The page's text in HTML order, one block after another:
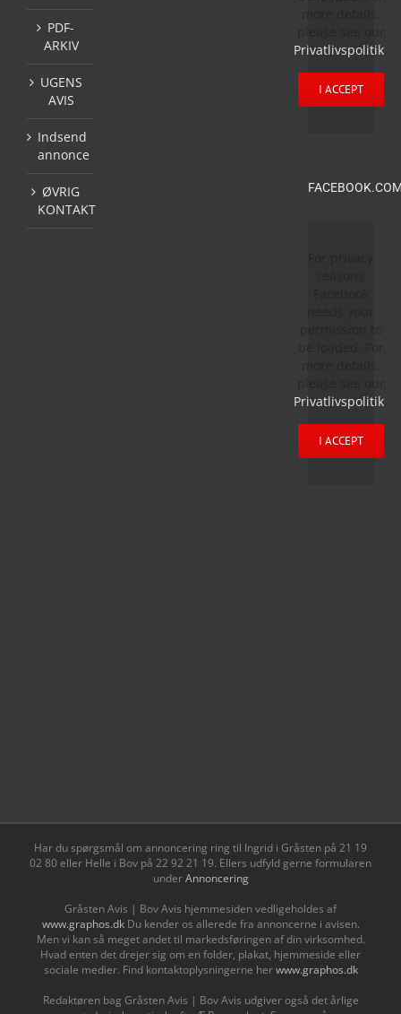
PDF-
ARKIV
UGENS
AVIS
Indsend
annonce
ØVRIG
KONTAKT
Privatlivspolitik
I ACCEPT
Privatlivspolitik
I ACCEPT
Har du spørgsmål om annoncering ring til Ingrid i Gråsten på 21 19
02 80 ‬eller Helle i Bov på 22 92 21 19‬. Ellers udfyld gerne formularen
underAnnoncering
Gråsten Avis | Bov Avis hjemmesiden vedligeholdes af
www.graphos.dk Du kender os allerede fra annoncerne i avisen.
Men vi kan så meget andet til markedsføringen af din virksomhed.
Hvad enten det drejer sig om en folder, plakat, hjemmeside eller
sociale medier. Find kontaktoplysningerne herwww.graphos.dk
Redaktøren bag Gråsten Avis | Bov Avis udgiver også det årlige